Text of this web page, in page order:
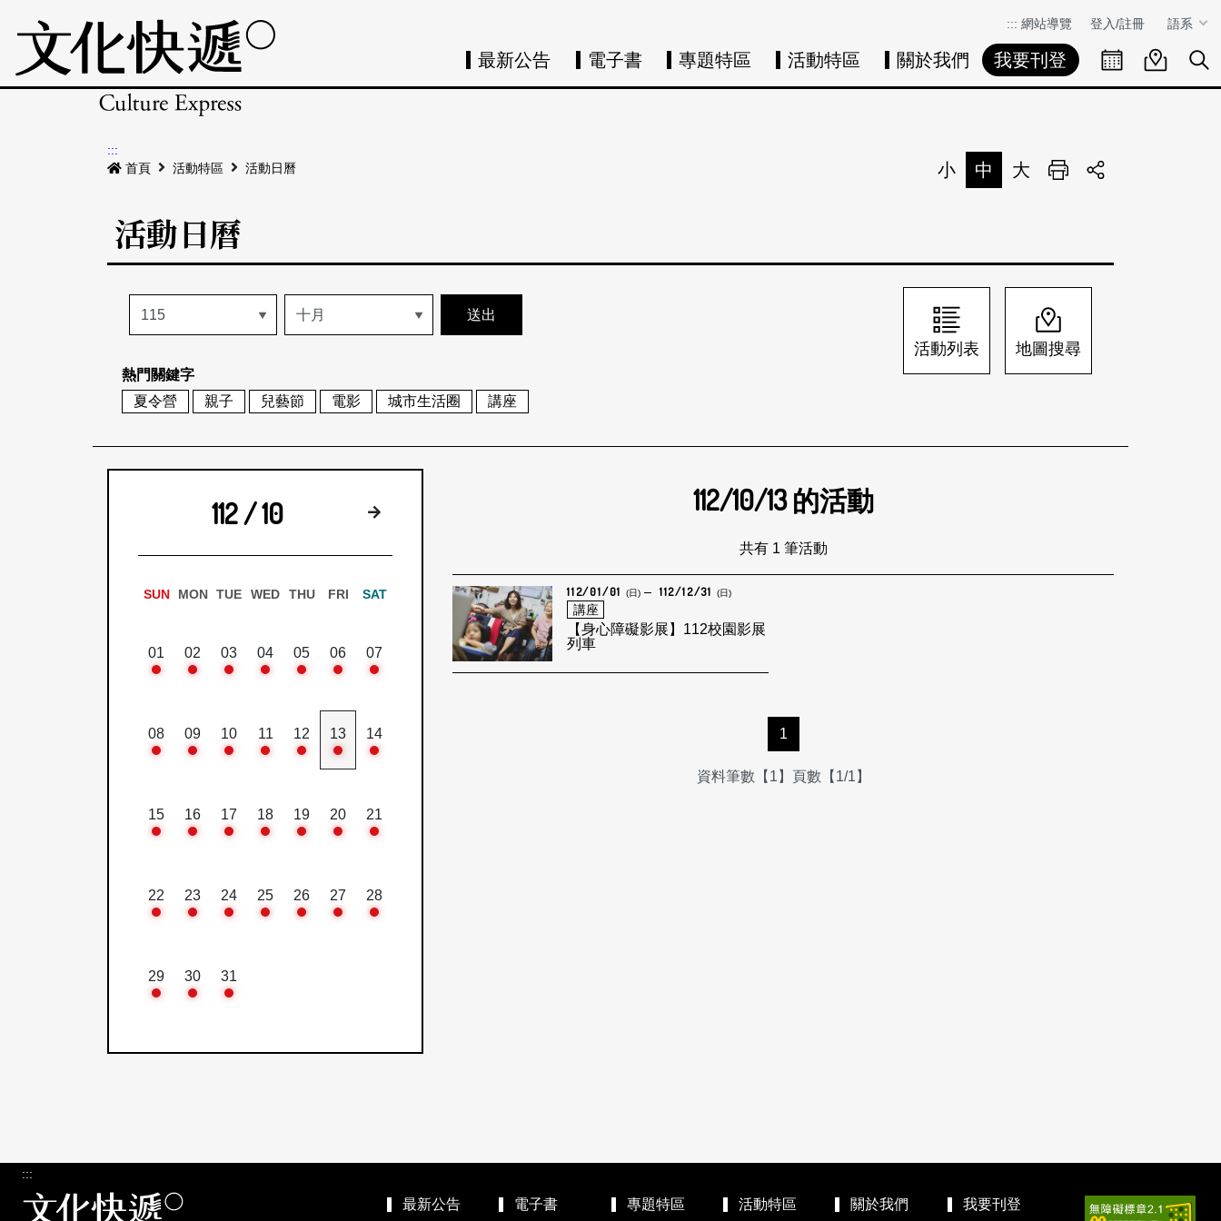
::: 網站導覽 登入/註冊 語系
最新公告 電子書 專題特區 活動特區 關於我們 我要刊登 活動日曆活動地圖展
:::
首頁
活動特區 活動日曆 小 中 大 列印
活動日曆
熱門關鍵字
夏令營
親子 兒藝節 電影 城市生活圈 講座
活動列表 地圖搜尋
112 / 10 下個月
SUN MON TUE WED THU FRI SAT
01 02 03 04 05 06 07
08 09 10 11 12 13 14
15 16 17 18 19 20 21
22 23 24 25 26 27 28
29 30 31
112/10/13的活動
共有 1 筆活動
112/01/01 (日) 112/12/31 (日)
講座
【身心障礙影展】112校園影展
列車
1
資料筆數【1】頁數【1/1】
:::
最新公告 電子書 專題特區 活動特區 關於我們 我要刊登